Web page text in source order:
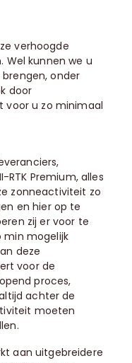
verhoogde
Wel kunnen we u
onder
door
voor u zo minimaal
Premium, alles
zonneactiviteit zo
en hier op te
zij er voor te
min mogelijk
deze
voor de
proces,
achter de
moeten
aan uitgebreidere